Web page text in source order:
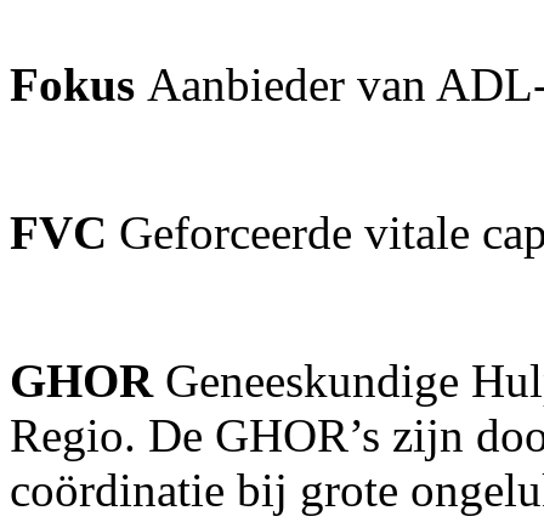
Fokus Aanbieder van
FVC Geforceerde vitale
GHOR Geneeskundige
Regio. De GHOR’s zijn
coördinatie bij grote